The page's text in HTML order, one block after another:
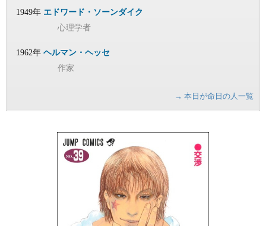
1949年 エドワード・ソーンダイク
心理学者
1962年 ヘルマン・ヘッセ
作家
→ 本日が命日の人一覧